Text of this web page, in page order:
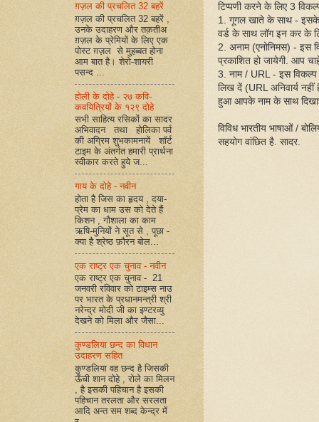
टिप्पणी करने के लिए 3
1. गूगल खाते के साथ -
वर्ड के साथ लॉग इन कर के
2. अनाम (एनोनिमस) - इस
प्रकाशित हो जायेगी. आप
3. नाम / URL - इस
लिख दें (URL अनिवार्य
हुआ आपके नाम के साथ
विविध भारतीय भाषाओं /
सहयोग वांछित है. सादर.
ग़ज़ल की प्रचलित 32 बहरें
ग़ज़ल की प्रचलित 32 बहरें ,
उनके उदाहरण और तक़तीअ
ग़ज़ल के प्रेमियों के लिए एक
पोस्ट ग़ज़ल से मुहब्बत होना
आम बात है। शेरो-शायरी
पसन्द ...
होली के दोहे - २७ कवि-
कवयित्रियों के १२९ दोहे
सभी साहित्य रसिकों का सादर
अभिवादन तथा होलिका पर्व
की अग्रिम शुभकामनायें शॉर्ट
टाइम के अंतर्गत हमारी प्रार्थना
स्वीकार करते हुये ज...
गाय के दोहे - नवीन
होता है जिस का हृदय , दया-
प्रेम का धाम उस को देते हैं
किशन , गौशाला का काम
ऋषि-मुनियों ने सूत से , पूछा -
क्या है श्रेष्ठ फ़ौरन बोल...
एक राष्ट्र एक चुनाव - नवीन
एक राष्ट्र एक चुनाव - 21
जनवरी रविवार को टाइम्स नाउ
पर भारत के प्रधानमन्त्री श्री
नरेन्द्र मोदी जी का इण्टरव्यु
देखने को मिला और जैसा...
कुण्डलिया छन्द का विधान
उदाहरण सहित
कुण्डलिया वह छन्द है जिसकी
ऊँची शान दोहे , रोले का मिलन
, है इसकी पहिचान है इसकी
पहिचान तरलता और सरलता
आदि अन्त सम शब्द केन्द्र में